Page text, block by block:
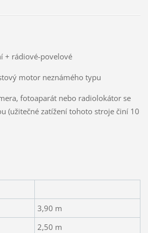
rádiové-povelové
motor neznámého typu
fotoaparát nebo radiolokátor se
(užitečné zatížení tohoto stroje činí 10
3,90 m
2,50 m